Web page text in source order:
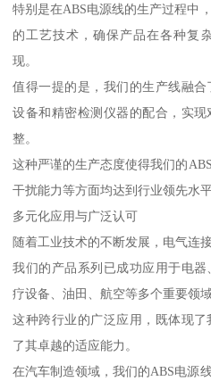
特别是在ABS电源线的生产过程中
的工艺技术，确保产品在各种复
现。
值得一提的是，我们的生产线融
设备和精密检测仪器的配合，实
整。
这种严谨的生产态度使得我们的
干扰能力等方面均达到行业领先水平
多元化应用与广泛认可
随着工业技术的不断发展，电气连
我们的产品系列已成功应用于电
疗设备、油田、航空等多个重要领域
这种跨行业的广泛应用，既体现
了其卓越的适应能力。
在汽车制造领域，我们的ABS电源